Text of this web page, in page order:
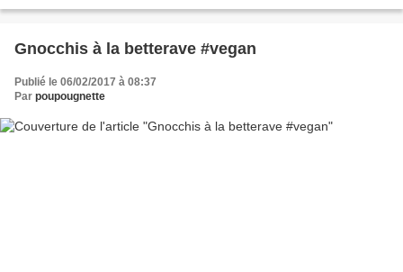
Gnocchis à la betterave #vegan
Publié le 06/02/2017 à 08:37
Par poupougnette